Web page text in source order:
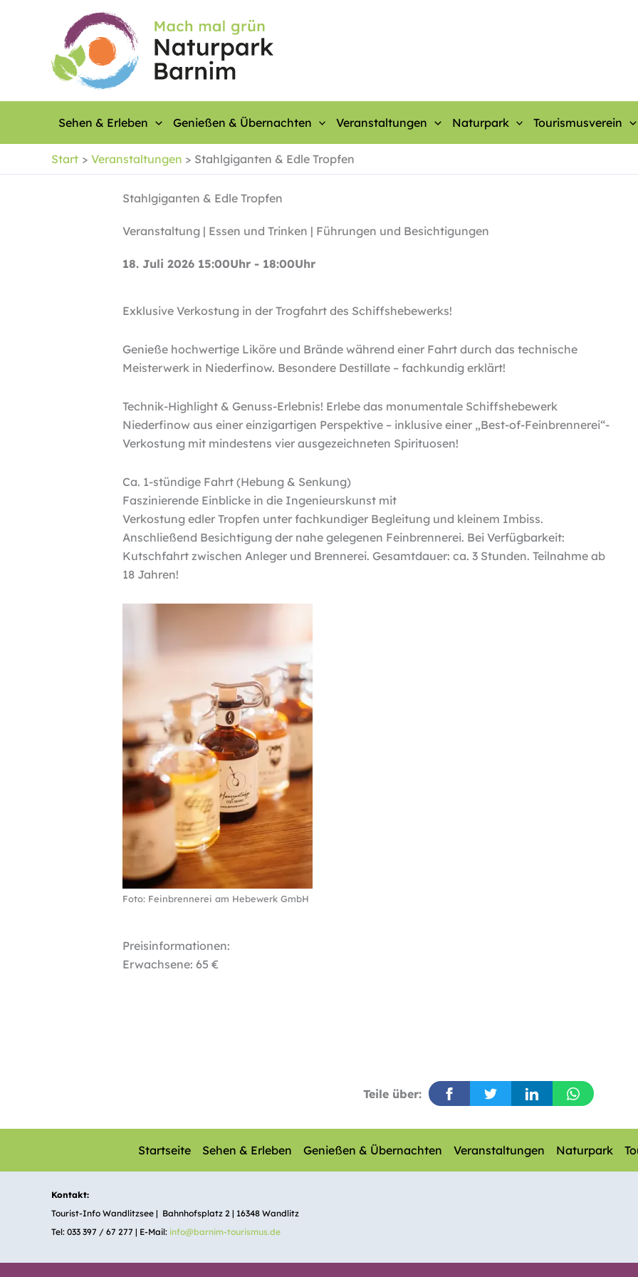
Sehen & Erleben Genießen & Übernachten Veranstaltungen Naturpark Tourismusverein
Start Veranstaltungen Stahlgiganten & Edle Tropfen
Stahlgiganten & Edle Tropfen
Veranstaltung | Essen und Trinken | Führungen und Besichtigungen
18. Juli 2026 15:00Uhr - 18:00Uhr
Exklusive Verkostung in der Trogfahrt des Schiffshebewerks!
Genieße hochwertige Liköre und Brände während einer Fahrt durch das technische
Meisterwerk in Niederfinow. Besondere Destillate – fachkundig erklärt!
Technik-Highlight & Genuss-Erlebnis! Erlebe das monumentale Schiffshebewerk
Niederfinow aus einer einzigartigen Perspektive – inklusive einer „Best-of-Feinbrennerei“-
Verkostung mit mindestens vier ausgezeichneten Spirituosen!
Ca. 1-stündige Fahrt (Hebung & Senkung)
Faszinierende Einblicke in die Ingenieurskunst mit
Verkostung edler Tropfen unter fachkundiger Begleitung und kleinem Imbiss.
Anschließend Besichtigung der nahe gelegenen Feinbrennerei. Bei Verfügbarkeit:
Kutschfahrt zwischen Anleger und Brennerei. Gesamtdauer: ca. 3 Stunden. Teilnahme ab
18 Jahren!
Foto: Feinbrennerei am Hebewerk GmbH
Preisinformationen:
Erwachsene: 65 €
Teile über:
Startseite Sehen & Erleben Genießen & Übernachten Veranstaltungen Naturpark
Kontakt:
Tourist-Info Wandlitzsee | Bahnhofsplatz 2 | 16348 Wandlitz
Tel: 033 397 / 67 277 | E-Mail: info@barnim-tourismus.de